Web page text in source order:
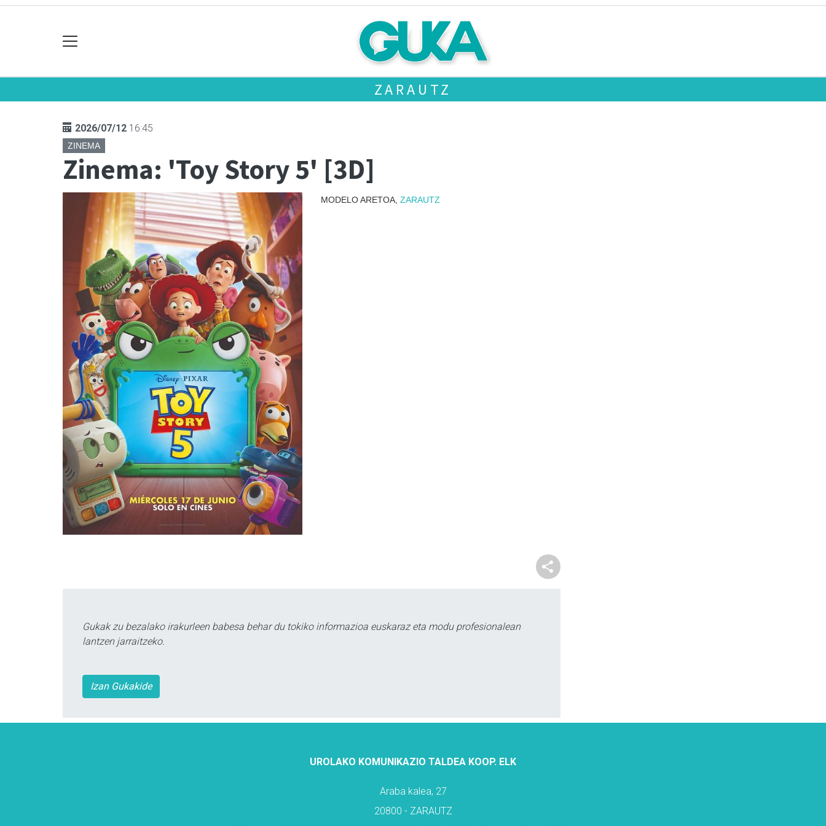
ZARAUTZ
2026/07/12 16:45
ZINEMA
Zinema: 'Toy Story 5' [3D]
MODELO ARETOA, ZARAUTZ
Gukak zu bezalako irakurleen babesa behar du tokiko informazioa euskaraz eta modu profesionalean
lantzen jarraitzeko.
Izan Gukakide
UROLAKO KOMUNIKAZIO TALDEA KOOP. ELK
Araba kalea, 27
20800 - ZARAUTZ